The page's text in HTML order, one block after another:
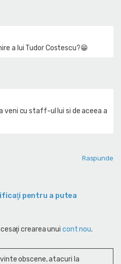
a lui Tudor Costescu?😁
veni cu staff-ul lui si de aceea a
Raspunde
pentru a putea
crearea unui cont nou.
obscene, atacuri la